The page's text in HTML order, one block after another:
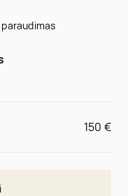
150 €